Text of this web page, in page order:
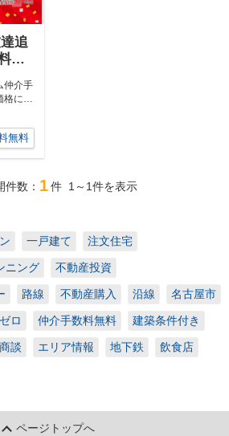
追
無
仲介手
に応
無料
件数： 1件 1～1件を表示
一戸建て 注文住宅
ニング 不動産投資
路線 不動産購入 沿線 名古屋市
ロ 仲介手数料無料 建築条件付き
談 エリア情報 地下鉄 飲食店
ページトップへ